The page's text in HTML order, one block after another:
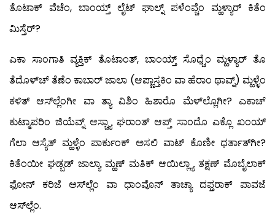
ತೊಟಾಕ್ ವೆಚೆಂ, ಬಾಂಯ್ತ್ ಲೈಟ್ ಘಾಲ್ನ್ ಪಳೆಂವ್ಚೆಂ ಮ್ಹಳ್ಯಾರ್ ಕಿತೆಂ
ಮಿಸ್ತೆರ್?
ಎಕಾ ಸಾಂಗಾತಿ ವ್ಯಕ್ತಿಕ್ ತೊಟಾಂತ್, ಬಾಂಯ್ತ್ ಸೊಧ್ಚೆಂ ಮ್ಹಳ್ಯಾರ್ ತೊ
ತೆದೊಳ್‍ಚ್ ತೆಣೆಂ ಕಾಬಾರ್ ಜಾಲಾ (ಆಪ್ಣಾಸ್ತಕಿಂ ವಾ ಹೆರಾಂ ಥಾವ್ನ್) ಮ್ಹಳ್ಳೆಂ
ಕಳಿತ್ ಆಸ್‍ಲ್ಲೆಂಗೀ ವಾ ತ್ಯಾ ವಿಶಿಂ ಹಿಶಾರೊ ಮೆಳ್‍ಲ್ಲೊಗೀ? ಎಕಾಚ್
ಕುಟ್ಮಾಪರಿಂ ಜಿಯೆವ್ನ್ ಆಸ್ಚ್ಯಾ ಘರಾಂತ್ ಆಪ್ತ್ ಸಾಂದೊ ಎಕ್ಲೊ ಖಂಯ್
ಗೆಲಾ ಆಸ್ಯೆತ್ ಮ್ಹಳ್ಳೆಂ ಪಾರ್ಕುಂಕ್ ಅಸಲಿ ವಾಟ್ ಕೊಣೀ ಧರ್ತಾತ್‍ಗೀ?
ಕಿತೆಂಯೀ ಘಡ್ಬಡ್ ಜಾಲ್ಯಾ ಮ್ಹಣ್ ಮತಿಕ್ ಆಯಿಲ್ಲ್ಯಾ ತಕ್ಷಣ್ ಮೊಬೈಲಾಕ್
ಫೋನ್ ಕರಿಜೆ ಆಸ್‍ಲ್ಲೆಂ ವಾ ಧಾಂವೊನ್ ತಾಚ್ಯಾ ದಫ್ತರಾಕ್ ಪಾವಜೆ
ಆಸ್‍ಲ್ಲೆಂ.